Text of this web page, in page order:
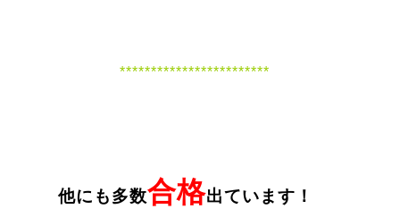
************************
他にも多数合格出ています！